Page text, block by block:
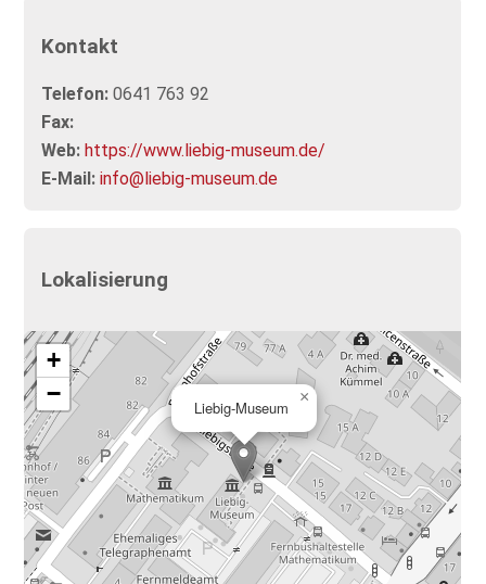
Kontakt
Telefon: 0641 763 92
Fax:
Web: https://www.liebig-museum.de/
E-Mail: info@liebig-museum.de
Lokalisierung
Liebig-Museum
×
+
−